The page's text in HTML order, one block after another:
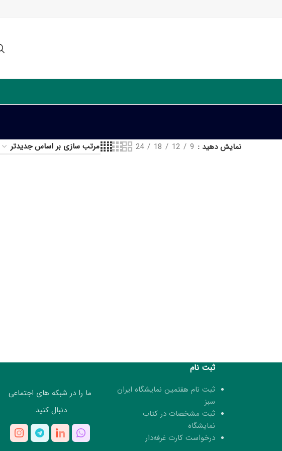
نمایش دهید 9
12
18
24
ثبت نام
ثبت نام هفتمین نمایشگاه ایران
سبز
ثبت مشخصات در کتاب
نمایشگاه
درخواست کارت غرفه‌دار
ما را در شبکه های اجتماعی
دنبال کنید.